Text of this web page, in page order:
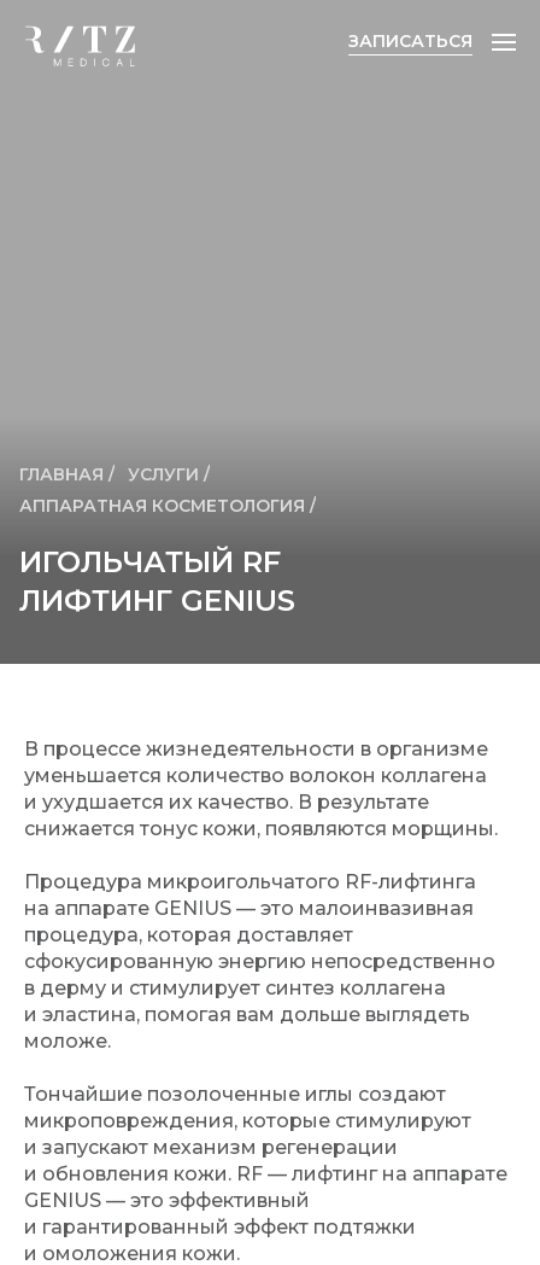
ЗАПИСАТЬСЯ
ИГОЛЬЧАТЫЙ RF
ЛИФТИНГ GENIUS
АППАРАТНАЯ КОСМЕТОЛОГИЯ /
УСЛУГИ /
ГЛАВНАЯ /
ЗАПИСАТЬСЯ
В процессе жизнедеятельности в организме
уменьшается количество волокон коллагена
и ухудшается их качество. В результате
снижается тонус кожи, появляются морщины.
Процедура микроигольчатого RF-лифтинга
на аппарате GENIUS — это малоинвазивная
процедура, которая доставляет
сфокусированную энергию непосредственно
в дерму и стимулирует синтез коллагена
и эластина, помогая вам дольше выглядеть
моложе.
Тончайшие позолоченные иглы создают
микроповреждения, которые стимулируют
и запускают механизм регенерации
и обновления кожи. RF — лифтинг на аппарате
GENIUS — это эффективный
и гарантированный эффект подтяжки
и омоложения кожи.